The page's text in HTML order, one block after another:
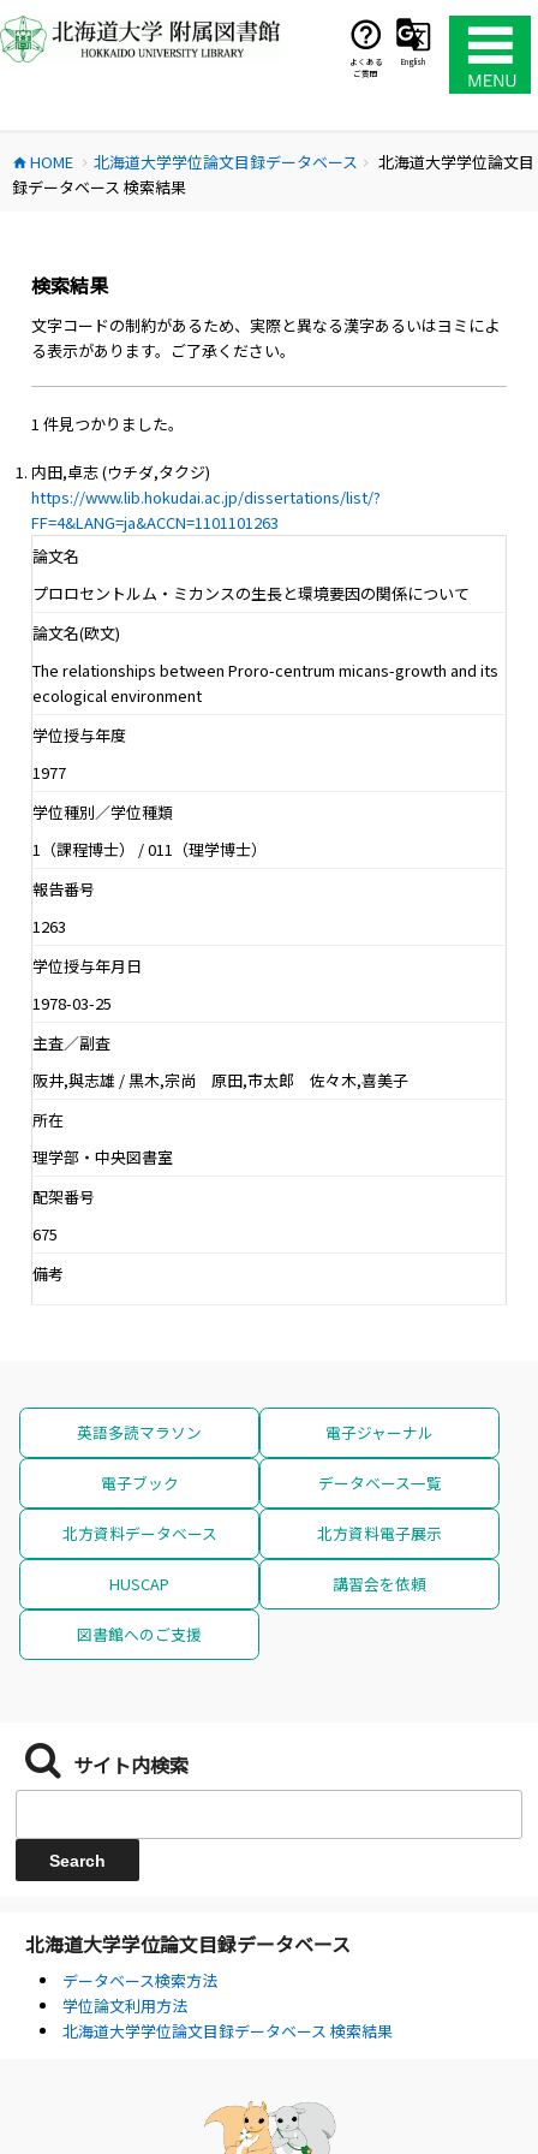
ン
テ
ス
キ
よくある
ご質問
English
home HOME chevron_right 北海道大学学位論文目録データベース chevron_right
北海道大学学位論文目
録データベース 検索結果
検索結果
文字コードの制約があるため、実際と異なる漢字あるいはヨミによ
る表示があります。ご了承ください。
1 件見つかりました。
内田,卓志 (ウチダ,タクジ)
https://www.lib.hokudai.ac.jp/dissertations/list/?
FF=4&LANG=ja&ACCN=1101101263
論文名
プロロセントルム・ミカンスの生長と環境要因の関係について
論文名(欧文)
The relationships between Proro-centrum micans-growth and its
ecological environment
学位授与年度
1977
学位種別／学位種類
1（課程博士） / 011（理学博士）
報告番号
1263
学位授与年月日
1978-03-25
主査／副査
阪井,與志雄 / 黒木,宗尚 原田,市太郎 佐々木,喜美子
所在
理学部・中央図書室
配架番号
675
備考
英語多読マラソン 電子ジャーナル
電子ブック データベース一覧
北方資料データベース 北方資料電子展示
HUSCAP 講習会を依頼
図書館へのご支援
サイト内検索
北海道大学学位論文目録データベース
データベース検索方法
学位論文利用方法
北海道大学学位論文目録データベース 検索結果